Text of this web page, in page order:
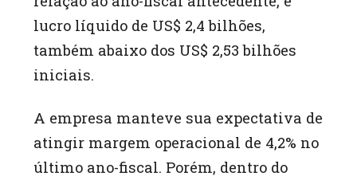
lucro líquido de US$ 2,4 bilhões,
também abaixo dos US$ 2,53 bilhões
iniciais.
A empresa manteve sua expectativa de
atingir margem operacional de 4,2% no
último ano-fiscal. Porém, dentro do